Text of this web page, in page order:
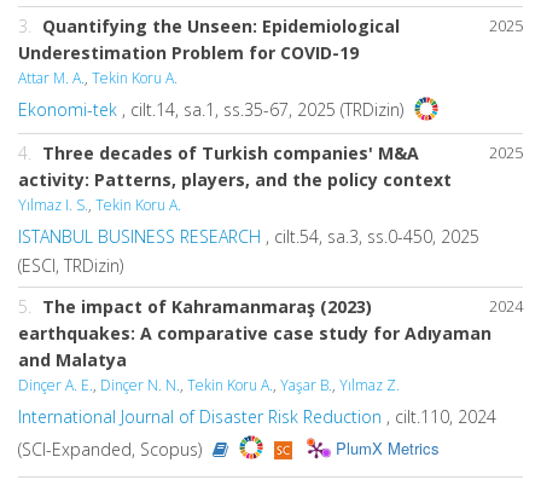
2025
3. Quantifying the Unseen: Epidemiological
Underestimation Problem for COVID-19
Attar M. A., Tekin Koru A.
Ekonomi-tek , cilt.14, sa.1, ss.35-67, 2025 (TRDizin)
2025
4.
Three decades of Turkish companies' M&A
activity: Patterns, players, and the policy context
Yılmaz I. S., Tekin Koru A.
ISTANBUL BUSINESS RESEARCH , cilt.54, sa.3, ss.0-450, 2025
(ESCI, TRDizin)
2024
5.
The impact of Kahramanmaraş (2023)
earthquakes: A comparative case study for Adıyaman
and Malatya
Dinçer A. E., Dinçer N. N., Tekin Koru A., Yaşar B., Yılmaz Z.
International Journal of Disaster Risk Reduction , cilt.110, 2024
(SCI-Expanded, Scopus)
PlumX Metrics